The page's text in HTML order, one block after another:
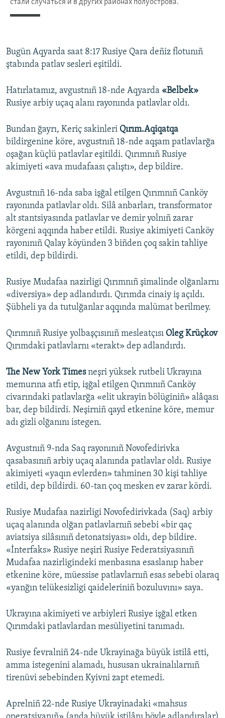
Bugün Aqyarda saat 8:17 Rusiye Qara deñiz flotunıñ
ştabında patlav sesleri eşitildi.
Hatırlatamız, avgustnıñ 18-nde Aqyarda «Belbek»
Rusiye arbiy uçaq alanı rayonında patlavlar oldı.
Bundan ğayrı, Keriç sakinleri Qırım.Aqiqatqa
bildirgenine köre, avgustnıñ 18-nde aqşam patlavlarğa
oşağan küçlü patlavlar eşitildi. Qırımnıñ Rusiye
akimiyeti «ava mudafaası çalıştı», dep bildire.
Avgustnıñ 16-nda saba işğal etilgen Qırımnıñ Canköy
rayonında patlavlar oldı. Silâ anbarları, transformator
alt stantsiyasında patlavlar ve demir yolnıñ zarar
körgeni aqqında haber etildi. Rusiye akimiyeti Canköy
rayonınıñ Qalay köyünden 3 biñden çoq sakin tahliye
etildi, dep bildirdi.
Rusiye Mudafaa nazirligi Qırımnıñ şimalinde olğanlarnı
«diversiya» dep adlandırdı. Qırımda cinaiy iş açıldı.
Şübheli ya da tutulğanlar aqqında malümat berilmey.
Qırımnıñ Rusiye yolbaşçısınıñ mesleatçısı Oleg Krüçkov
Qırımdaki patlavlarnı «terakt» dep adlandırdı.
The New York Timesneşri yüksek rutbeli Ukrayına
memurına atfı etip, işğal etilgen Qırımnıñ Canköy
civarındaki patlavlarğa «elit ukrayin bölüginiñ» alâqası
bar, dep bildirdi. Neşirniñ qayd etkenine köre, memur
adı gizli olğanını istegen.
Avgustnıñ 9-nda Saq rayonınıñ Novofedirivka
qasabasınıñ arbiy uçaq alanında patlavlar oldı. Rusiye
akimiyeti «yaqın evlerden» tahminen 30 kişi tahliye
etildi, dep bildirdi. 60-tan çoq mesken ev zarar kördi.
Rusiye Mudafaa nazirligi Novofedirivkada (Saq) arbiy
uçaq alanında olğan patlavlarnıñ sebebi «bir qaç
aviatsiya silâsınıñ detonatsiyası» oldı, dep bildire.
«İnterfaks» Rusiye neşiri Rusiye Federatsiyasınıñ
Mudafaa nazirligindeki menbasına esaslanıp haber
etkenine köre, müessise patlavlarnıñ esas sebebi olaraq
«yanğın telükesizligi qaideleriniñ bozuluvını» saya.
Ukrayına akimiyeti ve arbiyleri Rusiye işğal etken
Qırımdaki patlavlardan mesüliyetini tanımadı.
Rusiye fevralniñ 24-nde Ukrayinağa büyük istilâ etti,
amma istegenini alamadı, hususan ukrainalılarnıñ
tirenüvi sebebinden Kyivni zapt etemedi.
Aprelniñ 22-nde Rusiye Ukrayinadaki «mahsus